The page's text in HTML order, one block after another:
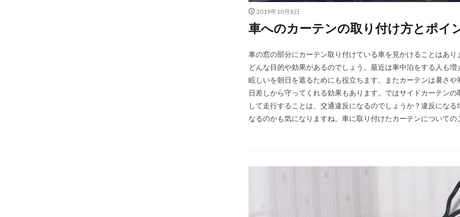
2019年10月8日
車へのカーテンの取り付け方とポイ
車の窓の部分にカーテン取り付けている車を見かけることはあ
どんな目的や効果があるのでしょう。最近は車中泊をする人も
眩しいを朝日を遮るためにも役立ちます。またカーテンは暑さ
日差しから守ってくれる効果もあります。ではサイドカーテン
して走行することは、交通違反になるのでしょうか？違反にな
なるのかも気になりますね。車に取り付けたカーテンについての